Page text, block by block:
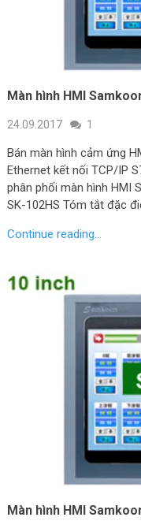
Màn hình HMI
24.09.2017 1
Bán màn hình cảm ứng
Ethernet kết nối TCP/IP
phân phối màn hình HMI
SK-102HS Tóm tắt đặc
Continue reading...
Màn hình HMI